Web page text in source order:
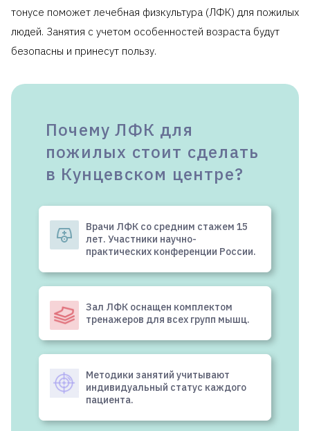
физкультурой по
Клиника предоставляет справку для
тонусе поможет лечебная физкультура (ЛФК) для пожилых
людей. Занятия с учетом особенностей возраста будут
безопасны и принесут пользу.
Почему ЛФК для
пожилых стоит сделать
в Кунцевском центре?
Врачи ЛФК со средним стажем 15
лет. Участники научно-
практических конференции России.
Зал ЛФК оснащен комплектом
тренажеров для всех групп мышц.
Методики занятий учитывают
индивидуальный статус каждого
пациента.